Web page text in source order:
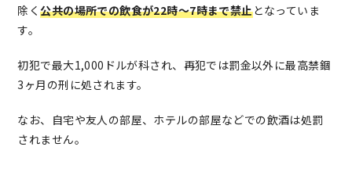
除く公共の場所での飲食が22時〜7時まで禁止となっていま
す。
初犯で最大1,000ドルが科され、再犯では罰金以外に最高禁錮
3ヶ月の刑に処されます。
なお、自宅や友人の部屋、ホテルの部屋などでの飲酒は処罰
されません。